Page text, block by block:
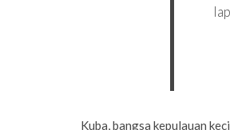
Kuba, bangsa kepulauan